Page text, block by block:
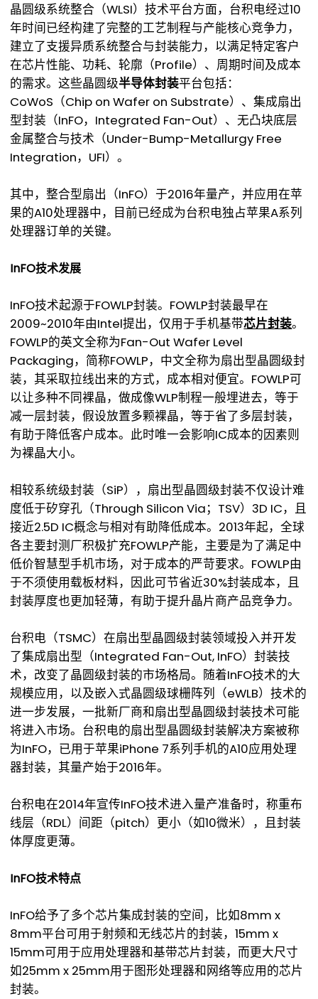
晶圆级系统整合（WLSI）技术平台方面，台积电经过10
年时间已经构建了完整的工艺制程与产能核心竞争力，
建立了支援异质系统整合与封装能力，以满足特定客户
在芯片性能、功耗、轮廓（Profile）、周期时间及成本
的需求。这些晶圆级半导体封装平台包括：
CoWoS（Chip on Wafer on Substrate）、集成扇出
型封装（InFO，Integrated Fan-Out）、无凸块底层
金属整合与技术（Under-Bump-Metallurgy Free
Integration，UFI）。
其中，整合型扇出（InFO）于2016年量产，并应用在苹
果的A10处理器中，目前已经成为台积电独占苹果A系列
处理器订单的关键。
InFO技术发展
InFO技术起源于FOWLP封装。FOWLP封装最早在
2009~2010年由Intel提出，仅用于手机基带芯片封装。
FOWLP的英文全称为Fan-Out Wafer Level
Packaging，简称FOWLP，中文全称为扇出型晶圆级封
装，其采取拉线出来的方式，成本相对便宜。FOWLP可
以让多种不同裸晶，做成像WLP制程一般埋进去，等于
减一层封装，假设放置多颗裸晶，等于省了多层封装，
有助于降低客户成本。此时唯一会影响IC成本的因素则
为裸晶大小。
相较系统级封装（SiP），扇出型晶圆级封装不仅设计难
度低于矽穿孔（Through Silicon Via；TSV）3D IC，且
接近2.5D IC概念与相对有助降低成本。2013年起，全球
各主要封测厂积极扩充FOWLP产能，主要是为了满足中
低价智慧型手机市场，对于成本的严苛要求。FOWLP由
于不须使用载板材料，因此可节省近30%封装成本，且
封装厚度也更加轻薄，有助于提升晶片商产品竞争力。
台积电（TSMC）在扇出型晶圆级封装领域投入并开发
了集成扇出型（Integrated Fan-Out, InFO）封装技
术，改变了晶圆级封装的市场格局。随着InFO技术的大
规模应用，以及嵌入式晶圆级球栅阵列（eWLB）技术的
进一步发展，一批新厂商和扇出型晶圆级封装技术可能
将进入市场。台积电的扇出型晶圆级封装解决方案被称
为InFO，已用于苹果iPhone 7系列手机的A10应用处理
器封装，其量产始于2016年。
台积电在2014年宣传InFO技术进入量产准备时，称重布
线层（RDL）间距（pitch）更小（如10微米），且封装
体厚度更薄。
InFO技术特点
InFO给予了多个芯片集成封装的空间，比如8mm x
8mm平台可用于射频和无线芯片的封装，15mm x
15mm可用于应用处理器和基带芯片封装，而更大尺寸
如25mm x 25mm用于图形处理器和网络等应用的芯片
封装。